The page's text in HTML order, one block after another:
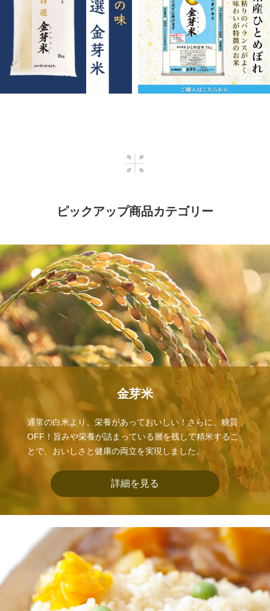
ピックアップ商品カテゴリー
金芽米
通常の白米より、栄養があっておいしい！さらに、糖質
OFF！旨みや栄養が詰まっている層を残して精米するこ
とで、おいしさと健康の両立を実現しました。
詳細を見る